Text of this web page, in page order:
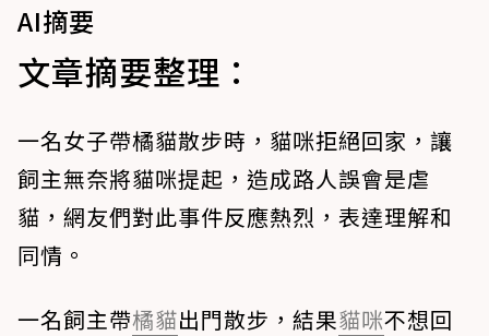
AI摘要
文章摘要整理：
一名女子帶橘貓散步時，貓咪拒絕回家，讓
飼主無奈將貓咪提起，造成路人誤會是虐
貓，網友們對此事件反應熱烈，表達理解和
同情。
一名飼主帶橘貓出門散步，結果貓咪不想回